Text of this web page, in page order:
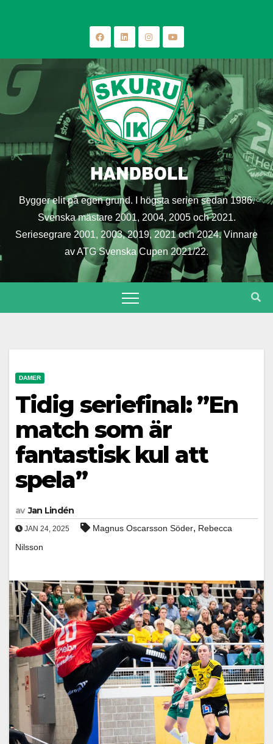
Bygger elit på egen grund. I högsta serien sedan 1986.
Svenska mästare 2001, 2004, 2005 och 2021.
Seriesegrare 2001, 2003, 2019, 2021 och 2024. Vinnare
av ATG Svenska Cupen 2021/22.
DAMER
Tidig seriefinal: ”En
match som är
fantastisk kul att
spela”
av Jan Lindén
JAN 24, 2025 Magnus Oscarsson Söder, Rebecca
Nilsson